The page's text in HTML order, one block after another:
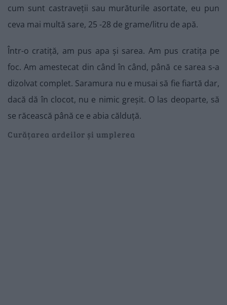
cum sunt castraveții sau murăturile asortate, eu pun
ceva mai multă sare, 25 -28 de grame/litru de apă.
Într-o cratiță, am pus apa și sarea. Am pus cratița pe
foc. Am amestecat din când în când, până ce sarea s-a
dizolvat complet. Saramura nu e musai să fie fiartă dar,
dacă dă în clocot, nu e nimic greșit. O las deoparte, să
se răcească până ce e abia călduță.
Curățarea ardeilor și umplerea